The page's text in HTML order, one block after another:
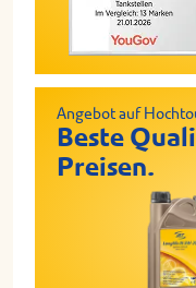
Angebot auf
Beste
Preisen.